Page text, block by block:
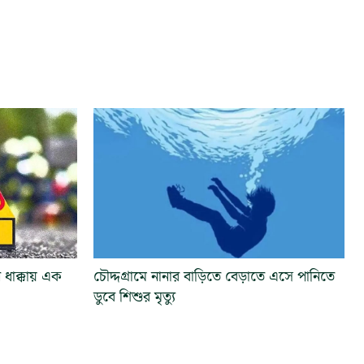
ধাক্কায় এক
চৌদ্দগ্রামে নানার বাড়িতে বেড়াতে এসে পানিতে
ডুবে শিশুর মৃত্যু